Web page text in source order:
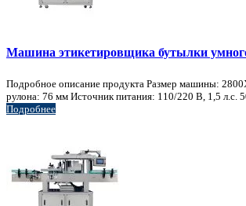
Машина этикетировщика бутылки
Подробное описание продукта Размер машины:
рулона: 76 мм Источник питания: 110/220 В, 1,5 л.с.
Подробнее